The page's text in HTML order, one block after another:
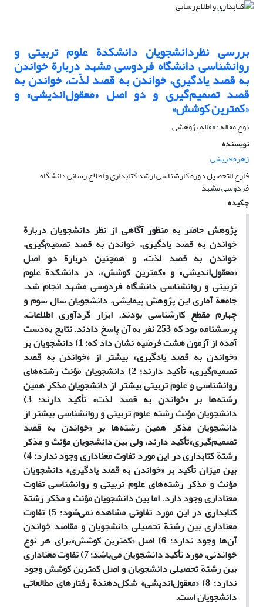
بررسی نظردانشجویان دانشکدة علوم تربیتی و
روانشناسی دانشگاه فردوسی مشهد دربارة خواندن
به قصد یادگیری، خواندن به قصد لذ‌ّت، خواندن به
قصد تصمیم‌گیری و دو اصل «معقول‌اندیشی» و
«کمترین کوشش»
نوع مقاله : مقاله پژوهشی
نویسنده
زهره قریشی
فارغ التحصیل دوره کارشناسی ارشد کتابداری و اطلاع رسانی دانشگاه
فردوسی مشهد
چکیده
پژوهش حاضر به منظور آگاهی از نظر دانشجویان دربارة
خواندن به قصد یادگیری، خواندن به قصد تصمیم‌گیری،
خواندن به قصد لذت، و همچنین دربارة دو اصل
«معقول‌اندیشی» و «کمترین کوشش»، در دانشکدة علوم
تربیتی و روانشناسی دانشگاه فردوسی مشهد انجام شد.
جامعة آماری این پژوهش پیمایشی، دانشجویان سال سوم و
چهارم مقطع کارشناسی بودند. ابزار گردآوری اطلاعات،
پرسشنامه بود که 253 نفر به آن پاسخ دادند. نتایج به‌دست
آمده از آزمون هشت فرضیه نشان داد که: 1) دانشجویان بر
«خواندن به قصد یادگیری» بیشتر از «خواندن به قصد
تصمیم‌گیری» تأکید دارند؛ 2) دانشجویان مؤنث رشته‌های
روانشناسی و علوم تربیتی بیشتر از دانشجویان مذکر همین
رشته‌ها بر «خواندن به قصد لذت» تأکید دارند؛ 3)
دانشجویان مؤنث رشته‌ علوم تربیتی و روانشناسی بیشتر از
دانشجویان مذکر همین رشته‌ها بر «خواندن به قصد
تصمیم‌گیری»تأکید دارند، ولی بین دانشجویان مؤنث و مذکر
رشتة کتابداری در این مورد تفاوت معناداری وجود ندارد؛ 4)
بین میزان تأکید بر «خواندن به قصد یادگیری» دانشجویان
مؤنث و مذکر رشته‌های علوم تربیتی و روانشناسی تفاوت
معناداری وجود دارد. اما بین دانشجویان مؤنث و مذکر رشتة
کتابداری در این مورد تفاوتی مشاهده نمی‌شود؛ 5) تفاوت
معناداری بین رشتة تحصیلی دانشجویان و مقاصد خواندن
آن‌ها وجود ندارد؛ 6) اصل «کمترین کوشش»برای هر نوع
خواندنی، مورد تأکید دانشجویان می‌باشد؛ 7) تفاوت معناداری
بین رشتة تحصیلی دانشجویان و اصل کمترین کوشش وجود
ندارد؛ 8) «معقول‌اندیشی» شکل‌دهندة رفتارهای مطالعاتی
دانشجویان است.